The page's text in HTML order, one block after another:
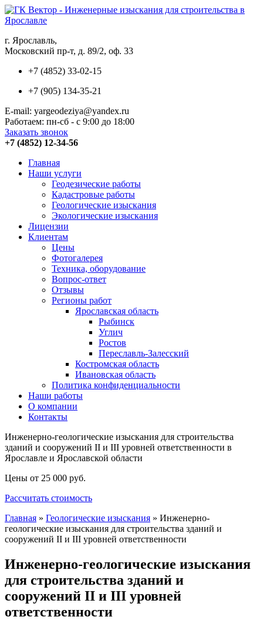
г. Ярославль,
Московский пр-т, д. 89/2, оф. 33
+7 (4852) 33-02-15
+7 (905) 134-35-21
E-mail: yargeodeziya@yandex.ru
Работаем: пн-сб - с 9:00 до 18:00
Заказать звонок
+7 (4852) 12-34-56
Главная
Наши услуги
Геодезические работы
Кадастровые работы
Геологические изыскания
Экологические изыскания
Лицензии
Клиентам
Цены
Фотогалерея
Техника, оборудование
Вопрос-ответ
Отзывы
Регионы работ
Ярославская область
Рыбинск
Углич
Ростов
Переславль-Залесский
Костромская область
Ивановская область
Политика конфиденциальности
Наши работы
О компании
Контакты
Инженерно-геологические изыскания для строительства
зданий и сооружений II и III уровней ответственности в
Ярославле и Ярославской области
Цены от 25 000 руб.
Рассчитать стоимость
Главная » Геологические изыскания » Инженерно-
геологические изыскания для строительства зданий и
сооружений II и III уровней ответственности
Инженерно-геологические изыскания
для строительства зданий и
сооружений II и III уровней
ответственности